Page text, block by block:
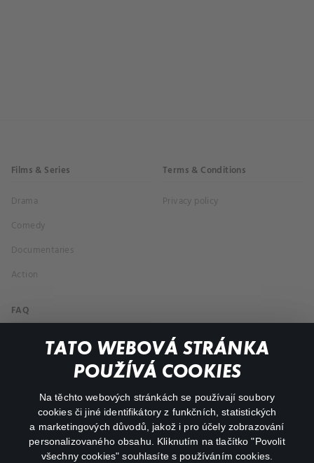
TATO WEBOVÁ STRÁNKA
POUŽÍVÁ COOKIES
Na těchto webových stránkách se používají soubory
cookies či jiné identifikátory z funkčních, statistických
a marketingových důvodů, jakož i pro účely zobrazování
personalizovaného obsahu. Kliknutím na tlačítko "Povolit
všechny cookies" souhlasíte s používáním cookies.
Films & Series
Drama
Comedy
Documentaries
Action
Terms & Conditions
Privacy policy
FAQ
My profile
facebookinstagram
youtube